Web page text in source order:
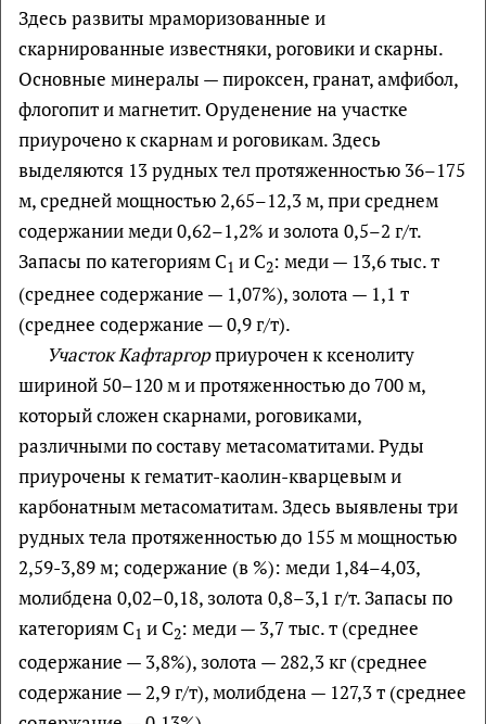
Здесь развиты мраморизованные и
скарнированные известняки, роговики и скарны.
Основные минералы — пироксен, гранат, амфибол,
флогопит и магнетит. Оруденение на участке
приурочено к скарнам и роговикам. Здесь
выделяются 13 рудных тел протяженностью 36–175
м, средней мощностью 2,65–12,3 м, при среднем
содержании меди 0,62–1,2% и золота 0,5–2 г/т.
Запасы по категориям С1 и С2: меди — 13,6 тыс. т
(среднее содержание — 1,07%), золота — 1,1 т
(среднее содержание — 0,9 г/т).
Участок Кафтаргорприурочен к ксенолиту
шириной 50–120 м и протяженностью до 700 м,
который сложен скарнами, роговиками,
различными по составу метасоматитами. Руды
приурочены к гематит-каолин-кварцевым и
карбонатным метасоматитам. Здесь выявлены три
рудных тела протяженностью до 155 м мощностью
2,59-3,89 м; содержание (в %): меди 1,84–4,03,
молибдена 0,02–0,18, золота 0,8–3,1 г/т. Запасы по
категориям С1 и С2: меди — 3,7 тыс. т (среднее
содержание — 3,8%), золота — 282,3 кг (среднее
содержание — 2,9 г/т), молибдена — 127,3 т (среднее